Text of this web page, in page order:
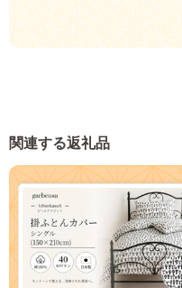
関連する返礼品